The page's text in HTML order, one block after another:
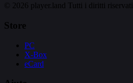
© 2026 player.land Tutti i diritti riservati
Store
PC
X-Box
eCard